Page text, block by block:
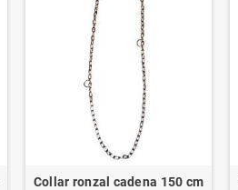
Collar ronzal cadena 150 cm